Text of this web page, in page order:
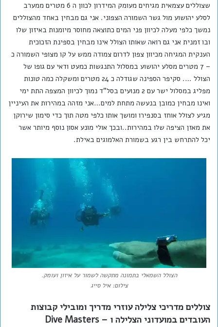
שצוללים עצמאית מגיחים מעומק המידרון לכוון ה 6 מטרים ממערב
לסלע יהושוע מול גשר השמורה הצפוני. אני גם מבחין באחד מהצוללים
נמשך כלפי מעלה לכיוון פני המים כתוצאה מחוסר מיומנות באיזון שלו
ובו זמנית אני גם רואה שאותו הצולל אינו מבחין בספינת הזכוכית
הענקית המגיחה מכיוון צפון לדרום צמודה ממש על קו מצופי השמורה כ
– 7 מטרים מסלע יהושוע במסלול התנגשות כמעט ודאי עם גופו של
הצולל …. סקיפר הספינה שגודלה כ 24 מטרים ומשקלה כמה טונות
מפליג במסלול ישר עם 2 מנועים בסל"ד נמוך לכיוון המצפה התת ימי
ואינו מבחין כמובן בנעשה מתחת למים…אני מזהה במהירות את העיניין
מגיע לצולל אוחז בסנפירו ומושך אותו כלפי מטה תוך כדי סימון שירוקן
את מאזן הציפה שלו במהירות..ובכך אולי מונע אסון נוסף מיותר אשר
יכל להתרחש בין רגע בשמורת האלמוגים באילת.
הצולל השמאלי בתמונה מתקשה לשמור על איזון ועומק.
צילום: איל סייג
צוללים מדריכי צלילה עוזרי מדריך ומובילי קבוצות
העובדים במועדוני הצלילה ו – Dive Masters